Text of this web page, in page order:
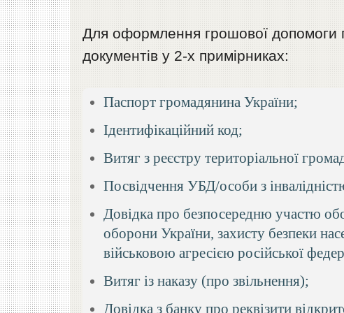
Для оформлення грошової допомоги
документів у 2-х примірниках:
Паспорт громадянина України;
Ідентифікаційний код;
Витяг з реєстру територіальної
Посвідчення УБД/особи з
Довідка про безпосередню участю
оборони України, захисту безпеки
військовою агресією російської
Витяг із наказу (про звільнення);
Довідка з банку про реквізити